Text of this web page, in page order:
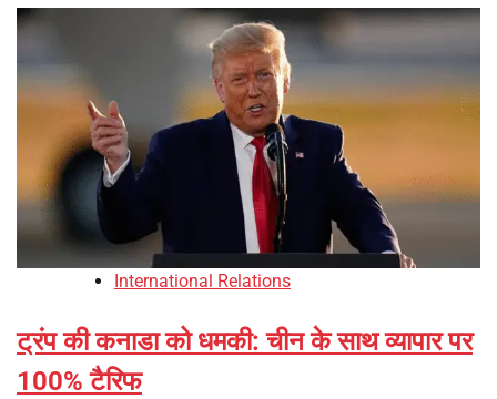
International Relations
ट्रंप की कनाडा को धमकी: चीन के साथ व्यापार पर
100% टैरिफ